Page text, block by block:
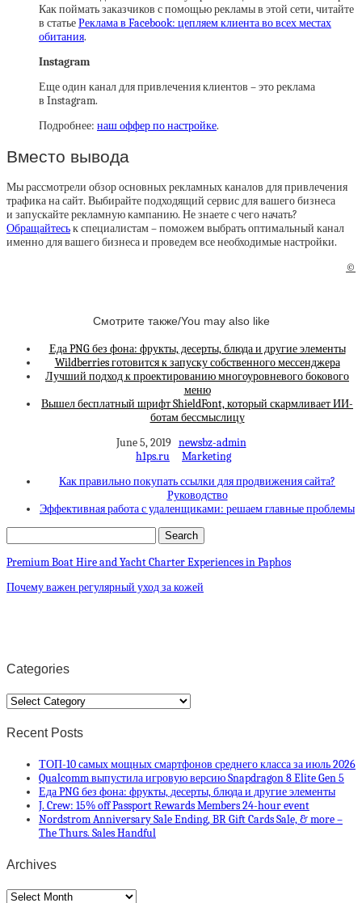
Как поймать заказчиков с помощью рекламы в этой сети, читайте
в статьеРеклама в Facebook: цепляем клиента во всех местах
обитания.
Instagram
Еще один канал для привлечения клиентов – это реклама
в Instagram.
Подробнее: наш оффер по настройке.
Вместо вывода
Мы рассмотрели обзор основных рекламных каналов для привлечения
трафика на сайт. Выбирайте подходящий сервис для вашего бизнеса
и запускайте рекламную кампанию. Не знаете с чего начать?
Обращайтеськ специалистам – поможем выбрать оптимальный канал
именно для вашего бизнеса и проведем все необходимые настройки.
©
Смотрите также/You may also like
Еда PNG без фона: фрукты, десерты, блюда и другие элементы
Wildberries готовится к запуску собственного мессенджера
Лучший подход к проектированию многоуровневого бокового
меню
Вышел бесплатный шрифт ShieldFont, который скармливает ИИ-
ботам бессмыслицу
June 5, 2019 newsbz-admin
h1ps.ru
Marketing
Как правильно покупать ссылки для продвижения сайта?
Руководство
Эффективная работа с удаленщиками: решаем главные проблемы
Premium Boat Hire and Yacht Charter Experiences in Paphos
Почему важен регулярный уход за кожей
Categories
Categories
Recent Posts
ТОП-10 самых мощных смартфонов среднего класса за июль 2026
Qualcomm выпустила игровую версию Snapdragon 8 Elite Gen 5
Еда PNG без фона: фрукты, десерты, блюда и другие элементы
J. Crew: 15% off Passport Rewards Members 24-hour event
Nordstrom Anniversary Sale Ending, BR Gift Cards Sale, & more –
The Thurs. Sales Handful
Archives
Archives